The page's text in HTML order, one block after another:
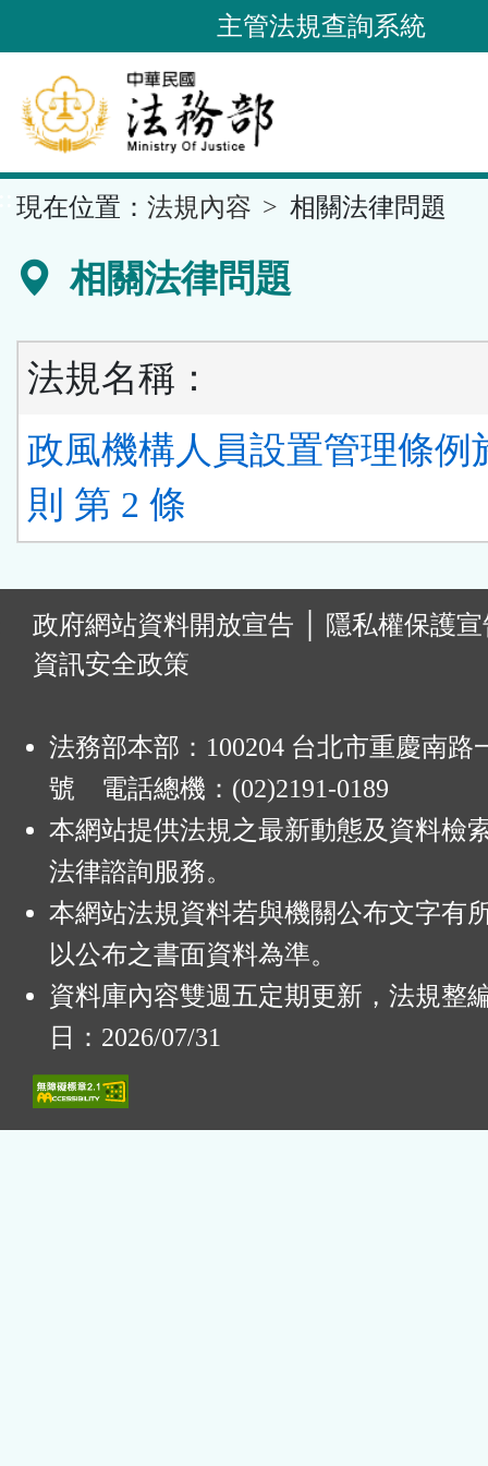
到
要
內
容
區
主管法規查詢系統
現在位置： 法規內容 相關法律問題
相關法律問題
法規名稱：
政風機構人員設置管理條例
則 第 2 條
政府網站資料開放宣告
隱私權保護
資訊安全政策
法務部本部：100204 台北市重慶南路
號 電話總機：(02)2191-0189
本網站提供法規之最新動態及資料檢
法律諮詢服務。
本網站法規資料若與機關公布文字有
以公布之書面資料為準。
資料庫內容雙週五定期更新，法規整
日：2026/07/31